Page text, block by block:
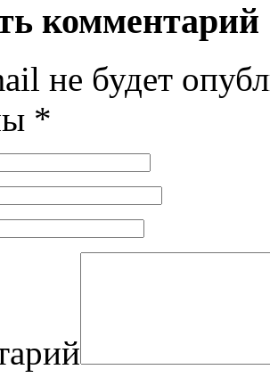
комментарий
не будет
*